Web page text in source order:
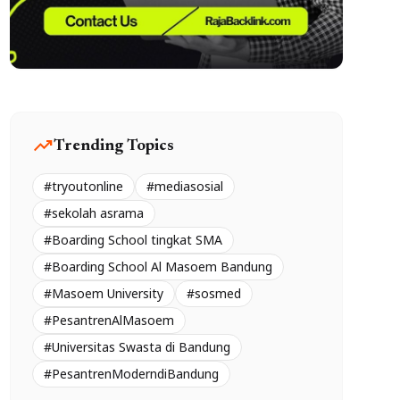
trending_upTrending Topics
#tryoutonline
#mediasosial
#sekolah asrama
#Boarding School tingkat SMA
#Boarding School Al Masoem Bandung
#Masoem University
#sosmed
#PesantrenAlMasoem
#Universitas Swasta di Bandung
#PesantrenModerndiBandung